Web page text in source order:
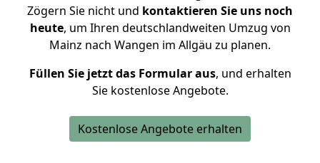
Zögern Sie nicht und kontaktieren Sie uns noch
heute, um Ihren deutschlandweiten Umzug von
Mainz nach Wangen im Allgäu zu planen.
Füllen Sie jetzt das Formular aus, und erhalten
Sie kostenlose Angebote.
Kostenlose Angebote erhalten